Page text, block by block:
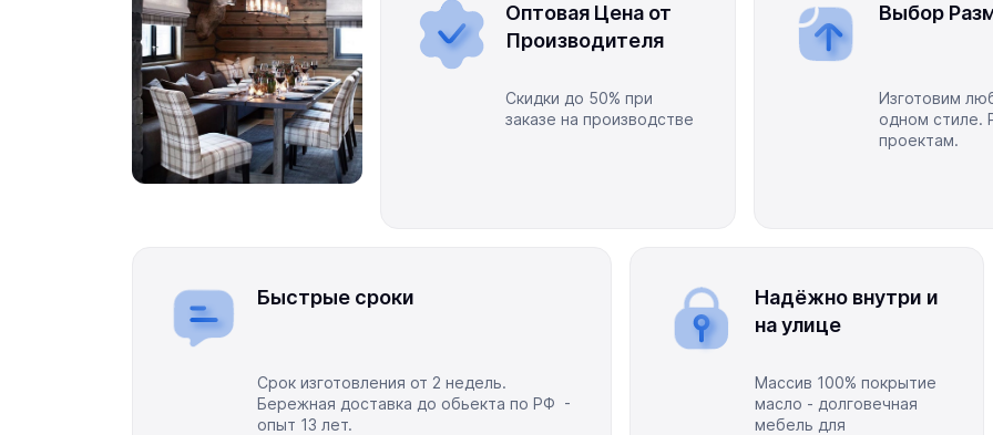
Длина:от 180 см до 220 см. Делаем любую от 60 см до 600 см, модульно.
Глубина:60/70/80 см.
Высота по спинке:35-75 см от пола.
Высота подлокотника:65 см при наличии.
Толщина подушек:5-12 см.
Опция подушек:съёмные, на подушках съёмные чехлы на молнии.
Ткань:В стоимость входит - водоотталкивающая рогожка. Опция по запросу: водоотталкивающий
микро велюр, oxford, эко кожа.
Категория мебели:садовая мебель, уличная мебель, мебель из массива, деревянная мебель,
мебель на заказ.
Оптовая Цена от
Производителя
Скидки до 50% при
заказе на производстве
Выбор
Изготовим
одном стиле.
проектам.
Быстрые сроки
Срок изготовления от 2 недель.
Бережная доставка до обьекта по РФ -
опыт 13 лет.
Надёжно внутри и
на улице
Массив 100% покрытие
масло - долговечная
мебель для